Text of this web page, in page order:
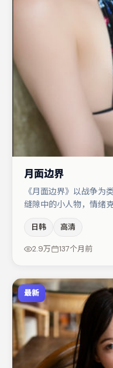
月面边界
《月面边界》以战争为
缝隙中的小人物，情绪
当。任素汐与段奕宏的
细节塑造推动谜题层层
日韩 高清
2.9万 137个月前
最新